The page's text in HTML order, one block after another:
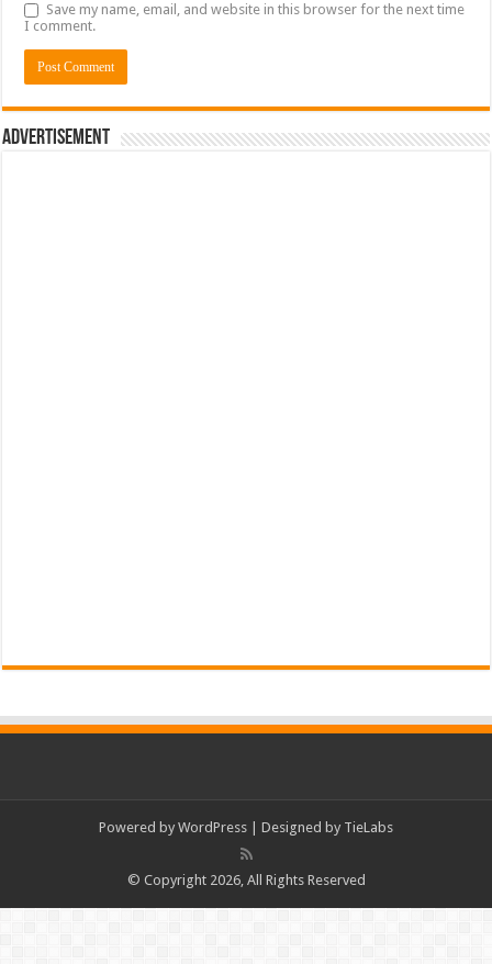
Save my name, email, and website in this browser for the next time
I comment.
Advertisement
Powered by WordPress | Designed by TieLabs
© Copyright 2026, All Rights Reserved